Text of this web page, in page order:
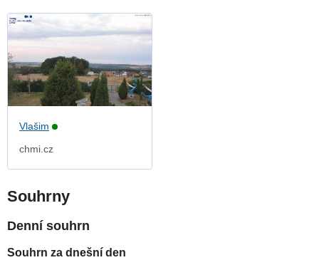
Vlašim
chmi.cz
Souhrny
Denní souhrn
Souhrn za dnešní den